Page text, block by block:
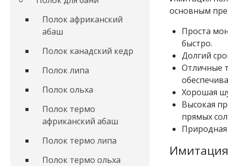
Полок африканский
абаш
Полок канадский кедр
Полок липа
Полок ольха
Полок термо
африканский абаш
Полок термо липа
Полок термо ольха
основным
Проста
быстро.
Долгий
Отличные
Хорошая
Высокая
прямых
Природная